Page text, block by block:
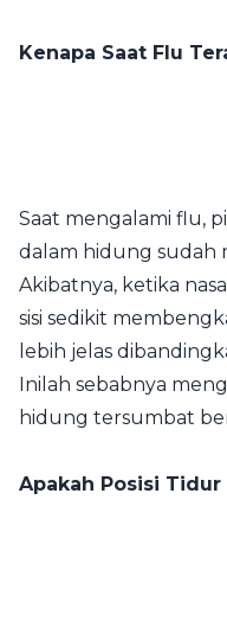
Kenapa Saat Flu
Saat mengalami flu,
dalam hidung sudah
Akibatnya, ketika
sisi sedikit
lebih jelas
Inilah sebabnya
hidung tersumbat
Apakah Posisi